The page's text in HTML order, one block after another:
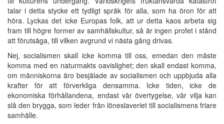
talar i detta stycke ett tydligt språk för alla, som ha öron för att
höra. Lyckas det icke Europas folk, att ur detta kaos arbeta sig
fram till högre former av samhällskultur, så är ingen profet i stånd
att förutsäga, till vilken avgrund vi nästa gång drivas.
Nej, socialismen skall icke komma till oss, emedan den måste
komma med en naturmakts oavislighet; den skall endast komma,
om människorna äro besjälade av socialismen och uppbjuda alla
krafter för att förverkliga densamma. Icke tiden, icke de
ekonomiska förhållandena, endast vår övertygelse, vår vilja kan
slå den brygga, som leder från löneslaveriet till socialismens friare
samhälle.